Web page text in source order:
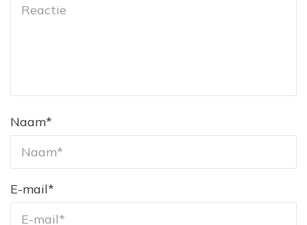
Naam*
E-mail*